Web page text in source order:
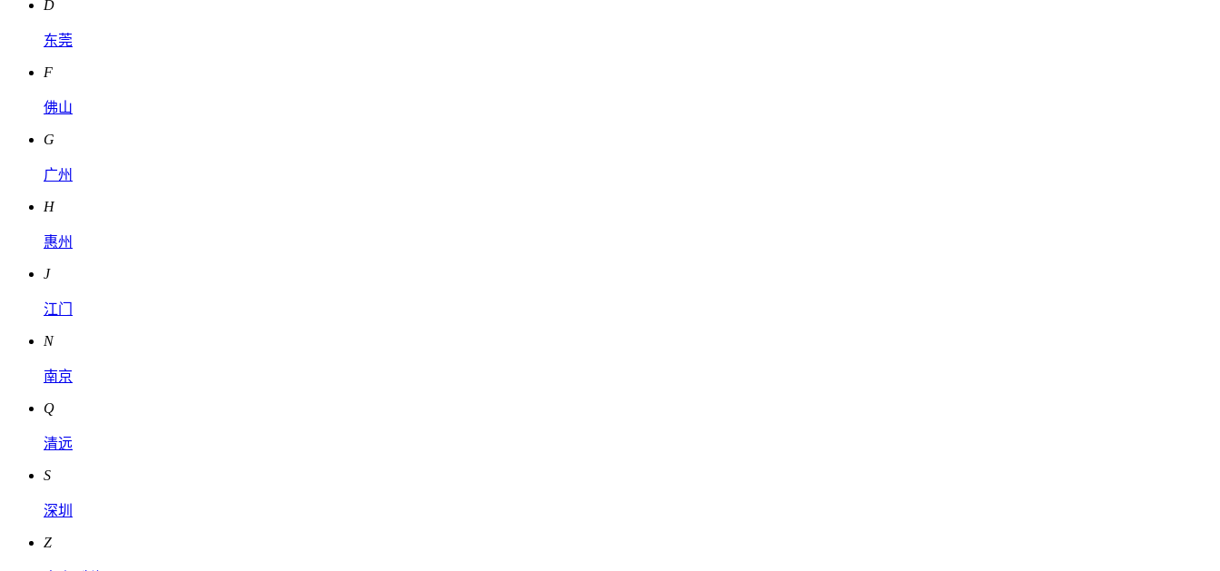
D
东莞
F
佛山
G
广州
H
惠州
J
江门
N
南京
Q
清远
S
深圳
Z